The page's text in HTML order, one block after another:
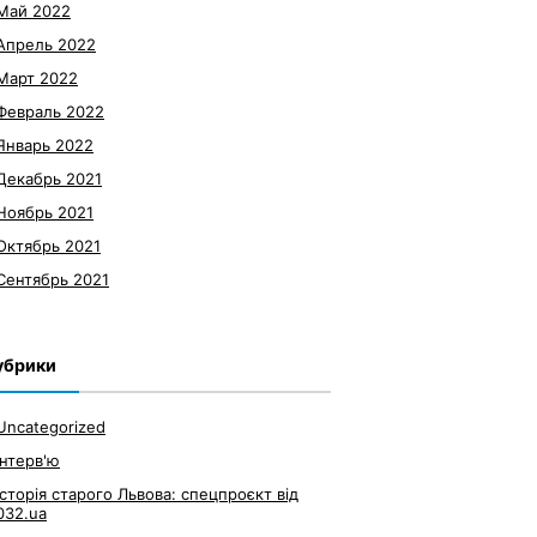
2022
2022
2022
2022
2022
2021
2021
2021
2021
старого Львова: спецпроєкт від